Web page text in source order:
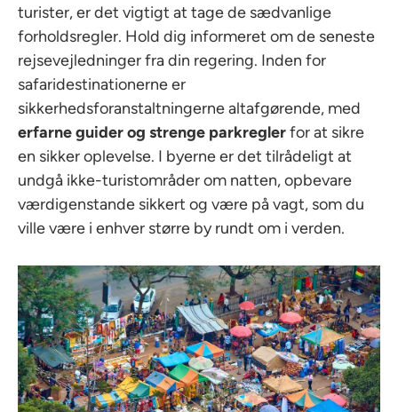
turister, er det vigtigt at tage de sædvanlige
forholdsregler. Hold dig informeret om de seneste
rejsevejledninger fra din regering. Inden for
safaridestinationerne er
sikkerhedsforanstaltningerne altafgørende, med
erfarne guider og strenge parkreglerfor at sikre
en sikker oplevelse. I byerne er det tilrådeligt at
undgå ikke-turistområder om natten, opbevare
værdigenstande sikkert og være på vagt, som du
ville være i enhver større by rundt om i verden.